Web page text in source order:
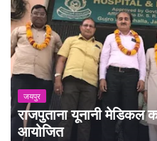
जयपुर
राजपुताना यूनानी मेडिकल
आयोजित